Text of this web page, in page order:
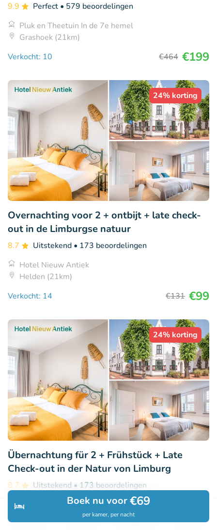
Zoeken Boekingen
Boek nu voor€69
per kamer, per nacht
9.9 Perfect • 579 beoordelingen
Pluk en Theetuin In de 7e hemel
Grashoek (21km)
Verkocht: 10
€464 €199
24% korting
Overnachting voor 2 + ontbijt + late check-
out in de Limburgse natuur
8.7 Uitstekend • 173 beoordelingen
Hotel Nieuw Antiek
Helden (21km)
Verkocht: 14
€131 €99
24% korting
Übernachtung für 2 + Frühstück + Late
Check-out in der Natur von Limburg
8.7 Uitstekend • 173 beoordelingen
Hotel Nieuw Antiek